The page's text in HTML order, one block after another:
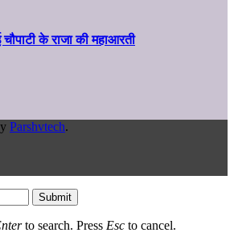
के राजा की महाआरती
Parshvtech.
Submit
to search. Press Esc to cancel.